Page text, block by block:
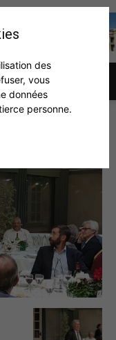
des
vous
données
personne.